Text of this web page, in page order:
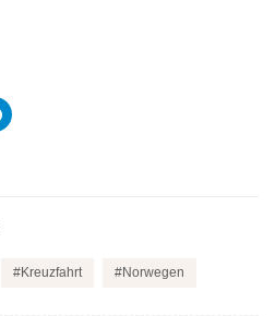
Kreuzfahrt Norwegen